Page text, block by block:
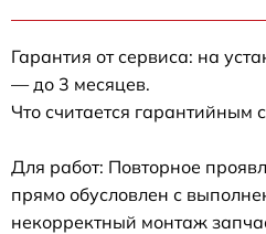
Гарантия от сервиса: на
— до 3 месяцев.
Что считается гарантийным
Для работ: Повторное
прямо обусловлен с
некорректный монтаж